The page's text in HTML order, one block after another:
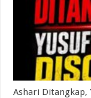
Ashari Ditangkap,